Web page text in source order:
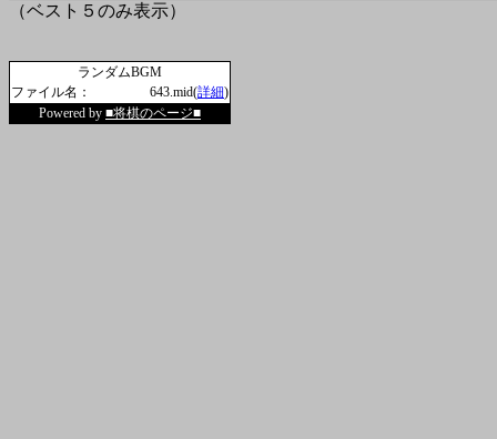
（ベスト５のみ表示）
ランダムBGM
ファイル名：
643.mid(詳細)
Powered by ■将棋のページ■